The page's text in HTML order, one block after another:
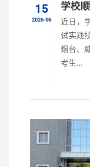
15
2026-06
学校
别国
考试
近日，
试实践
烟台、
考生...